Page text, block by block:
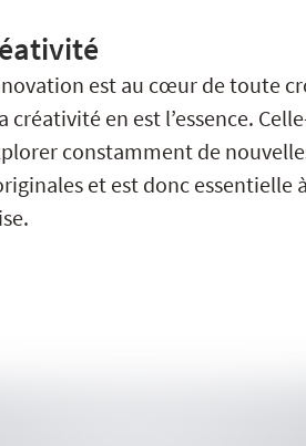
est au cœur de toute
créativité en est l’essence.
constamment de
et est donc essentielle